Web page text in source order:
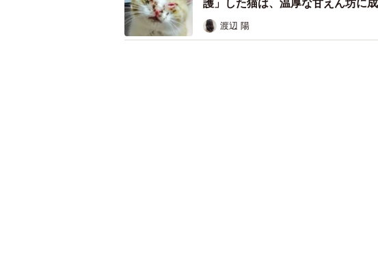
護」した猫は、温厚な甘えん坊に
渡辺 陽